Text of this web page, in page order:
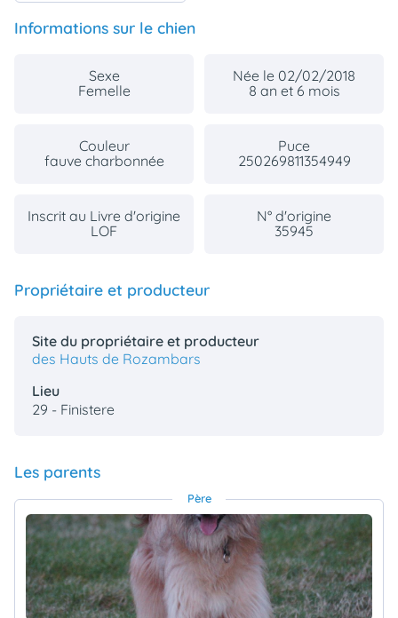
Informations sur le chien
Sexe
Femelle
Née le 02/02/2018
8 an et 6 mois
Couleur
fauve charbonnée
Puce
250269811354949
Inscrit au Livre d'origine
LOF
N° d'origine
35945
Propriétaire et producteur
Site du propriétaire et producteur
des Hauts de Rozambars
Lieu
29 - Finistere
Les parents
Père